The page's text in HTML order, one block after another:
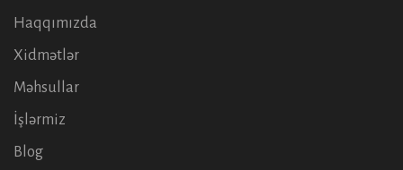
Haqqımızda
Xidmətlər
Məhsullar
İşlərmiz
Blog